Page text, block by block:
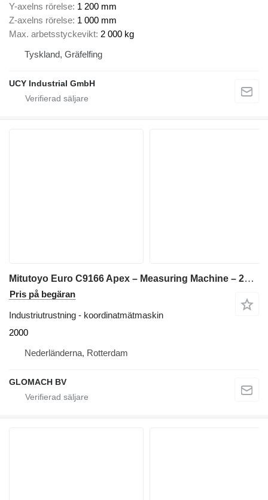
Y-axelns rörelse 1 200 mm
Z-axelns rörelse 1 000 mm
Max. arbetsstyckevikt 2 000 kg
Tyskland, Gräfelfing
UCY Industrial GmbH
Mitutoyo Euro C9166 Apex – Measuring Machine – 2000
Pris på begäran
Industriutrustning - koordinatmätmaskin
2000
Nederländerna, Rotterdam
GLOMACH BV